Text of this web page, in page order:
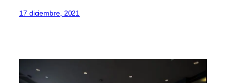
17 diciembre, 2021